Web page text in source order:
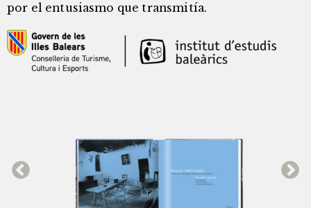
por el entusiasmo que transmitía.